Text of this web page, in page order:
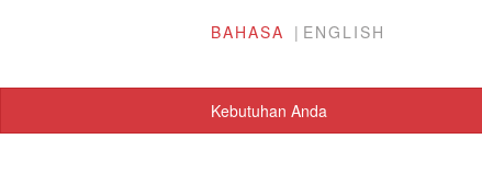
BAHASA ENGLISH
Kebutuhan Anda